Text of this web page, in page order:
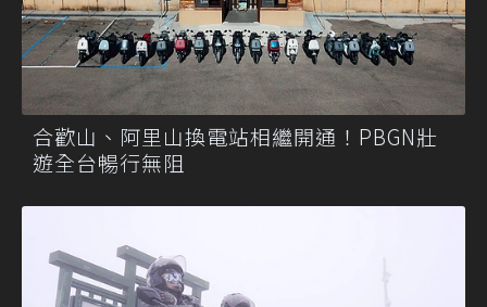
合歡山、阿里山換電站相繼開通！PBGN壯
遊全台暢行無阻